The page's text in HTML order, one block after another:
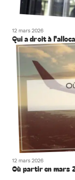
12 mars 2026
Qui a droit à
12 mars 2026
Où partir en mars